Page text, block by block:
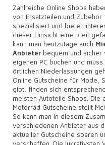
Zahlreiche Online Shops
von Ersatzteilen und
spezialisiert und bieten
dieser Hinsicht eine breit
kann man heutzutage auch
Anbieter bequem und sicher
eigenen PC buchen und
örtlichen Niederlassungen
Online Gutscheine für Mode,
gibt, finden sich
meisten Autoteile Shops. Die
Motorrad Gutscheine stellt
So kann man in diesem
verschiedenen Anbieter aus
aktueller Gutscheine sparen